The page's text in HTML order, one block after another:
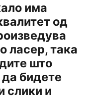
има
од
ласер, така
што
бидете
слики и